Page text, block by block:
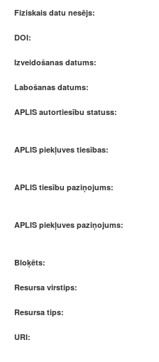
Fiziskais datu nesējs:
DOI:
Izveidošanas datums:
Labošanas datums:
APLIS autortiesību statuss:
APLIS piekļuves tiesības:
APLIS tiesību paziņojums:
APLIS piekļuves paziņojums:
Bloķēts:
Resursa virstips:
Resursa tips:
URI: